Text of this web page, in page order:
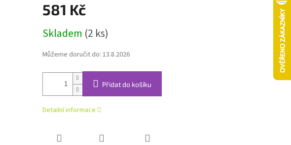
581 Kč
cena:
Skladem (2 ks)
Můžeme doručit do: 13.8.2026
Přidat do košíku
Detailní informace